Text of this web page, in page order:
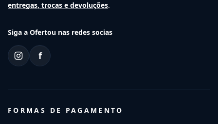
entregas, trocas e devoluções.
Siga a Ofertou nas redes socias
f
FORMAS DE PAGAMENTO